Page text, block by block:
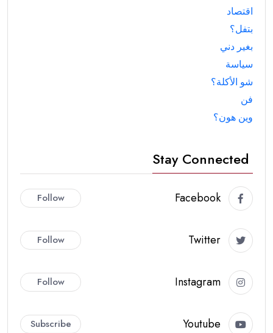
اقتصاد
بتفل؟
بغير دني
سياسة
شو الأكلة؟
فن
وين هون؟
Stay Connected
Facebook
Follow
Twitter
Follow
Instagram
Follow
Youtube
Subscribe